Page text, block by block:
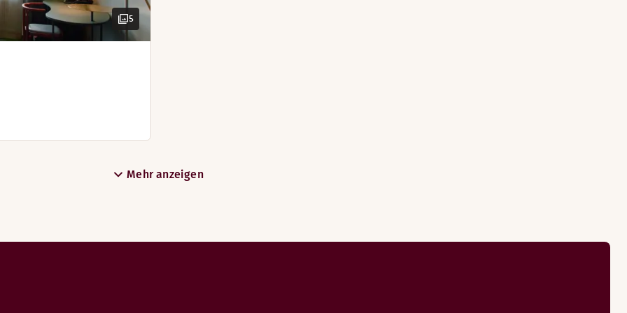
5
Mehr anzeigen